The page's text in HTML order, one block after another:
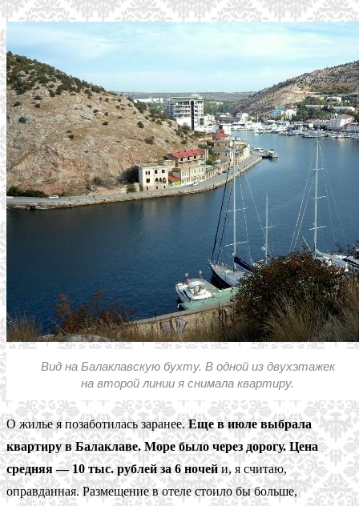
Вид на Балаклавскую бухту. В одной из двухэтажек
на второй линии я снимала квартиру.
О жилье я позаботилась заранее.Еще в июле выбрала
квартиру в Балаклаве. Море было через дорогу. Цена
средняя — 10 тыс. рублей за 6 ночейи, я считаю,
оправданная. Размещение в отеле стоило бы больше,